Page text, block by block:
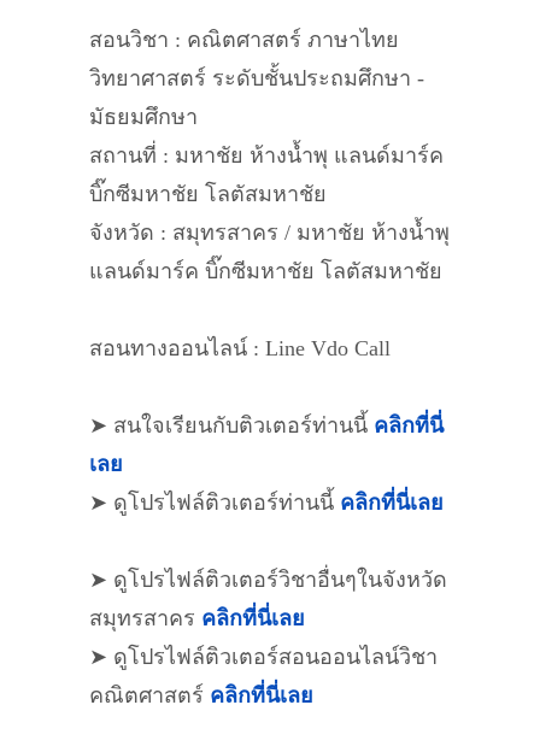
สอนวิชา : คณิตศาสตร์ ภาษาไทย
วิทยาศาสตร์ ระดับชั้นประถมศึกษา -
มัธยมศึกษา
สถานที่ : มหาชัย ห้างน้ำพุ แลนด์มาร์ค
บิ๊กซีมหาชัย โลตัสมหาชัย
จังหวัด : สมุทรสาคร / มหาชัย ห้างน้ำพุ
แลนด์มาร์ค บิ๊กซีมหาชัย โลตัสมหาชัย
สอนทางออนไลน์ : Line Vdo Call
➤ สนใจเรียนกับติวเตอร์ท่านนี้ คลิกที่นี่
เลย
➤ ดูโปรไฟล์ติวเตอร์ท่านนี้ คลิกที่นี่เลย
➤ ดูโปรไฟล์ติวเตอร์วิชาอื่นๆในจังหวัด
สมุทรสาคร คลิกที่นี่เลย
➤ ดูโปรไฟล์ติวเตอร์สอนออนไลน์วิชา
คณิตศาสตร์ คลิกที่นี่เลย